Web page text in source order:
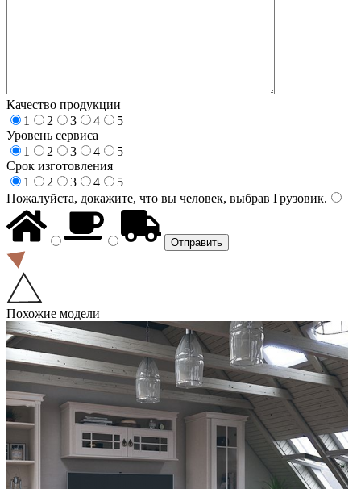
Качество продукции
1
2 3 4
5
Уровень сервиса
1
2 3 4
5
Срок изготовления
1
2 3 4
5
Пожалуйста, докажите, что вы человек, выбрав Грузовик.
Похожие модели